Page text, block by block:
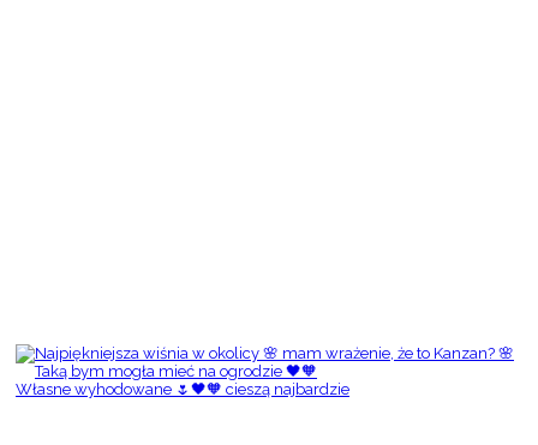
Własne wyhodowane 🌷🖤🧡 cieszą najbardzie